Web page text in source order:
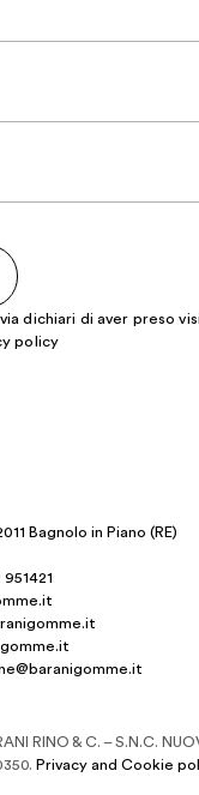
dichiari di aver preso
policy
Bagnolo in Piano (RE)
RINO & C. – S.N.C.
Privacy and Cookie